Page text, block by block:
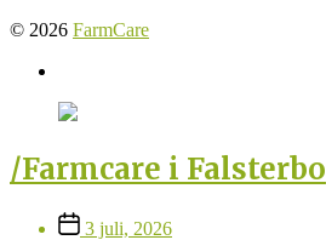
© 2026 FarmCare
Facebook
/Farmcare i Falsterbo
Inläggsdatum
3 juli, 2026